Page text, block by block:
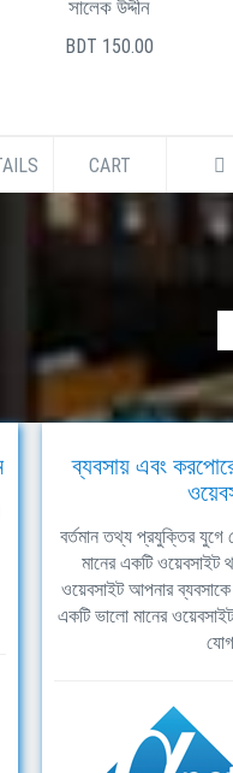
সালেক উদ্দীন
BDT 150.00
CART
ব্যবসায় এবং
বর্তমান তথ্য প্রযুক্তির যুগে
মানের একটি ওয়েবসাইট
ওয়েবসাইট আপনার
একটি ভালো মানের